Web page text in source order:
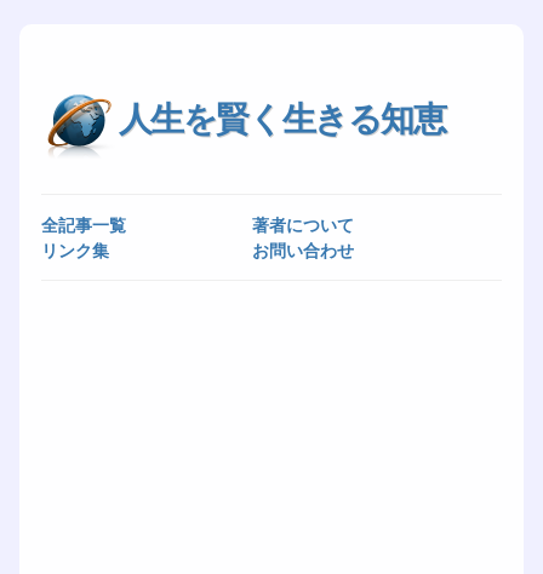
人生を賢く生きる知恵
全記事一覧
著者について
リンク集
お問い合わせ